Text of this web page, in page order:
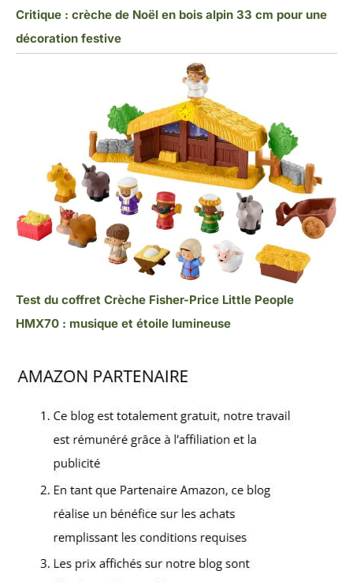
Critique : crèche de Noël en bois alpin 33 cm pour une
décoration festive
Test du coffret Crèche Fisher-Price Little People
HMX70 : musique et étoile lumineuse